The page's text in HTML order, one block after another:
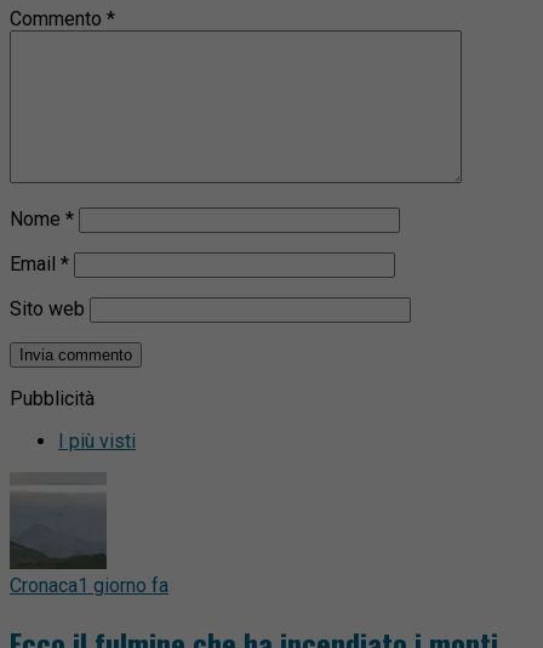
Commento *
Nome *
Email *
Sito web
Pubblicità
I più visti
Cronaca1 giorno fa